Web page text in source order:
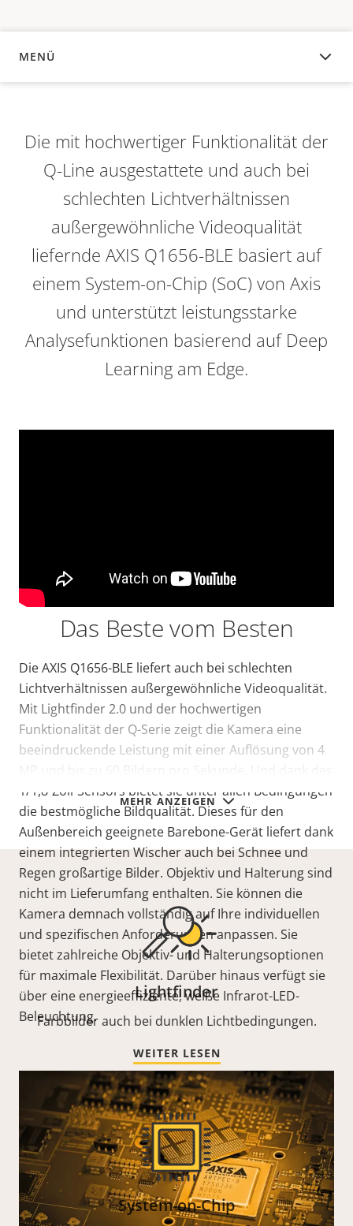
MENÜ
ÜBERSICHT
MEHR ANZEIGEN
Die mit hochwertiger Funktionalität der
Q-Line ausgestattete und auch bei
schlechten Lichtverhältnissen
außergewöhnliche Videoqualität
liefernde AXIS Q1656-BLE basiert auf
einem System-on-Chip (SoC) von Axis
und unterstützt leistungsstarke
Analysefunktionen basierend auf Deep
Learning am Edge.
Das Beste vom Besten
Die AXIS Q1656-BLE liefert auch bei schlechten
Lichtverhältnissen außergewöhnliche Videoqualität.
Mit Lightfinder 2.0 und der hochwertigen
Funktionalität der Q-Serie zeigt die Kamera eine
beeindruckende Leistung mit einer Auflösung von 4
1/1,8-Zoll-Sensors bietet sie unter allen Bedingungen
die bestmögliche Bildqualität. Dieses für den
Außenbereich geeignete Barebone-Gerät liefert dank
einem integrierten Wischer auch bei Schnee und
Regen großartige Bilder. Objektiv und Halterung sind
nicht im Lieferumfang enthalten. Sie können die
Kamera demnach vollständig auf Ihre individuellen
und spezifischen Anforderungen anpassen. Sie
bietet zahlreiche Objektiv- und Halterungsoptionen
für maximale Flexibilität. Darüber hinaus verfügt sie
über eine energieeffiziente, weiße Infrarot-LED-
Beleuchtung.
Lightfinder
Farbbilder auch bei dunklen Lichtbedingungen.
WEITER LESEN
System-on-Chip